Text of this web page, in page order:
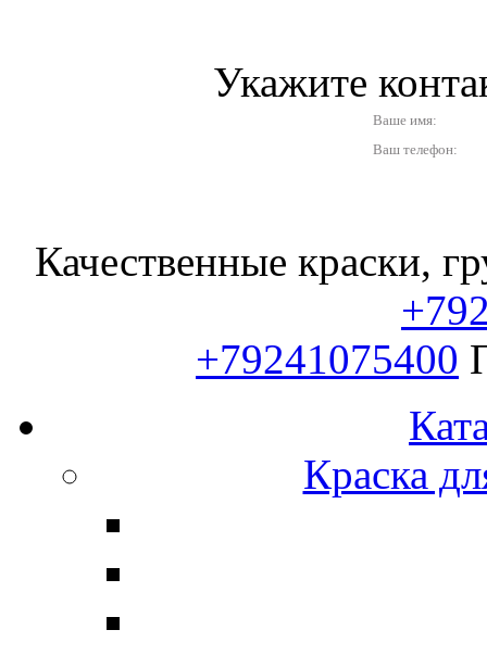
Укажите
Ваше имя:
Ваш телефон:
Качественные краски,
+79241075400
Краска